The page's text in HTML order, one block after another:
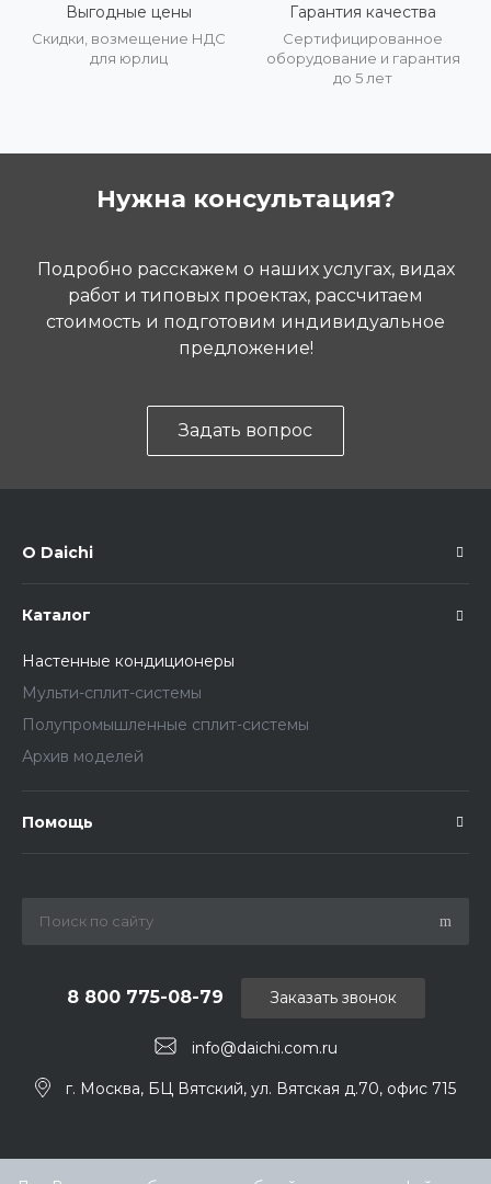
Выгодные цены
Скидки, возмещение НДС
для юрлиц
Гарантия качества
Сертифицированное
оборудование и гарантия
до 5 лет
Нужна консультация?
Подробно расскажем о наших услугах, видах
работ и типовых проектах, рассчитаем
стоимость и подготовим индивидуальное
предложение!
Задать вопрос
О Daichi
Каталог
Настенные кондиционеры
Мульти-сплит-системы
Полупромышленные сплит-системы
Архив моделей
Помощь
info@daichi.com.ru
8 800 775-08-79
г. Москва, БЦ Вятский, ул. Вятская д.70, офис 715
Заказать звонок